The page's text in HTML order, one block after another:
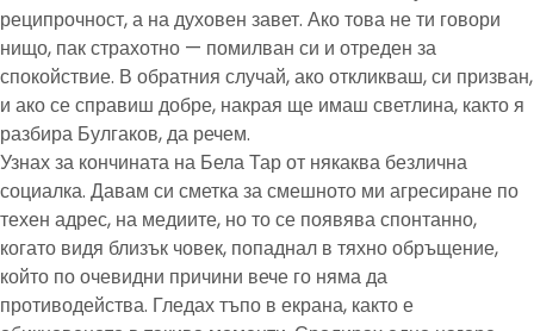
реципрочност, а на духовен завет. Ако това не ти говори
нищо, пак страхотно — помилван си и отреден за
спокойствие. В обратния случай, ако откликваш, си призван,
и ако се справиш добре, накрая ще имаш светлина, както я
разбира Булгаков, да речем.
Узнах за кончината на Бела Тар от някаква безлична
социалка. Давам си сметка за смешното ми агресиране по
техен адрес, на медиите, но то се появява спонтанно,
когато видя близък човек, попаднал в тяхно обръщение,
който по очевидни причини вече го няма да
противодейства. Гледах тъпо в екрана, както е